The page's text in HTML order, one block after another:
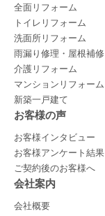
全面リフォーム
トイレリフォーム
洗面所リフォーム
雨漏り修理・屋根補修
介護リフォーム
マンションリフォーム
新築一戸建て
お客様の声
お客様インタビュー
お客様アンケート結果
ご契約後のお客様へ
会社案内
会社概要